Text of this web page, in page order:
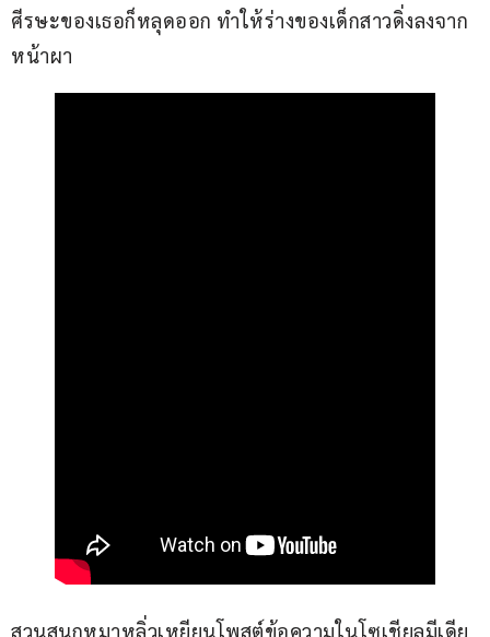
ศีรษะของเธอก็หลุดออก ทำให้ร่างของเด็กสาวดิ่งลงจาก
หน้าผา
สวนสนุกหมาหลิ่วเหยียนโพสต์ข้อความในโซเชียลมีเดีย